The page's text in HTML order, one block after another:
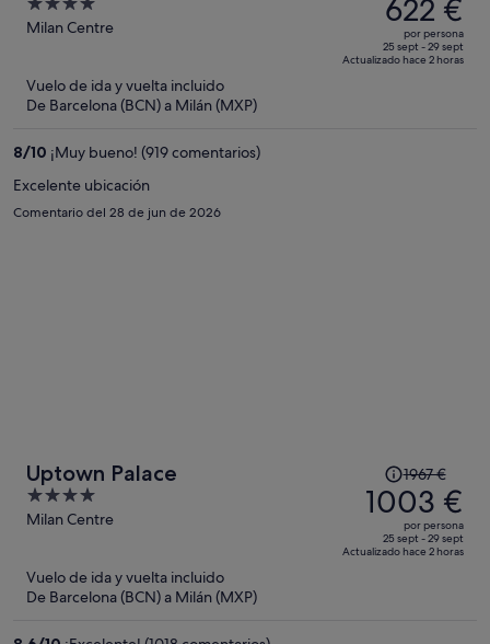
4
out
5
Milan Centre
era
de
1707 €,
622 €
por persona
25 sept - 29 sept
Actualizado hace 2 horas
Vuelo de ida y vuelta incluido
De Barcelona (BCN) a Milán (MXP)
8/10 ¡Muy bueno! (919 comentarios)
Excelente ubicación
Comentario del 28 de jun de 2026
Uptown Palace
4
out
Milan Centre
precio
era
de
1967 €,
1967 €
1003 €
por persona
25 sept - 29 sept
Actualizado hace 2 horas
Vuelo de ida y vuelta incluido
De Barcelona (BCN) a Milán (MXP)